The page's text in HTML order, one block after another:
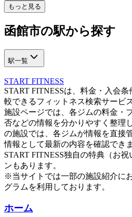
もっと見る
函館市の駅から探す
駅一覧
START FITNESS
START FITNESSは、料金・入会
較できるフィットネス検索サービ
施設ページでは、各ジムの料金・
否などの情報を分かりやすく整理
の施設では、各ジムが情報を直接
情報として最新の内容を確認でき
START FITNESS独自の特典（お
ンもあります。
※当サイトでは一部の施設紹介に
グラムを利用しております。
ホーム